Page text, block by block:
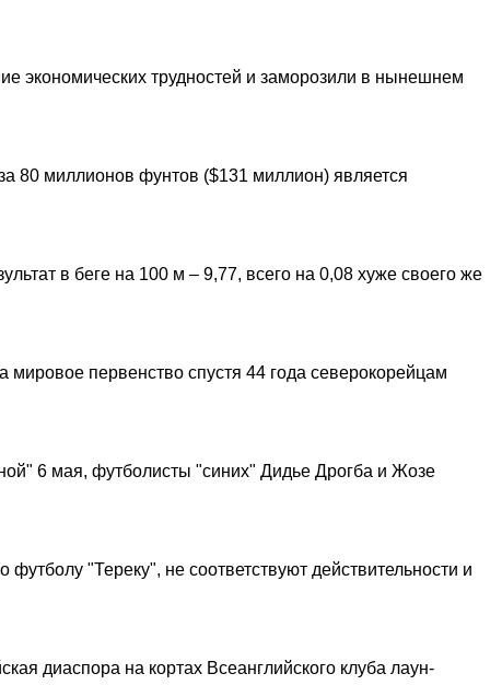
экономических трудностей и заморозили в нынешнем
80 миллионов фунтов ($131 миллион) является
в беге на 100 м – 9,77, всего на 0,08 хуже своего же
первенство спустя 44 года северокорейцам
6 мая, футболисты "синих" Дидье Дрогба и Жозе
"Тереку", не соответствуют действительности и
диаспора на кортах Всеанглийского клуба лаун-